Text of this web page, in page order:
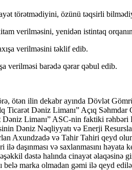
törətmədiyini, özünü təqsirli
verilməsini, yenidən istintaq
verilməsini təklif edib.
verilməsi barədə qərar qəbul edib.
ötən ilin dekabr ayında Dövlət
Ticarət Dəniz Limanı” Açıq
Limanı” ASC-nin faktiki
Dəniz Nəqliyyatı və Enerji
Axundzadə və Tahir Tahiri qeyd
ilə daşınması və saxlanmasını
dəstə halında cinayət
belə marka olmadan gəmi ilə qeyd